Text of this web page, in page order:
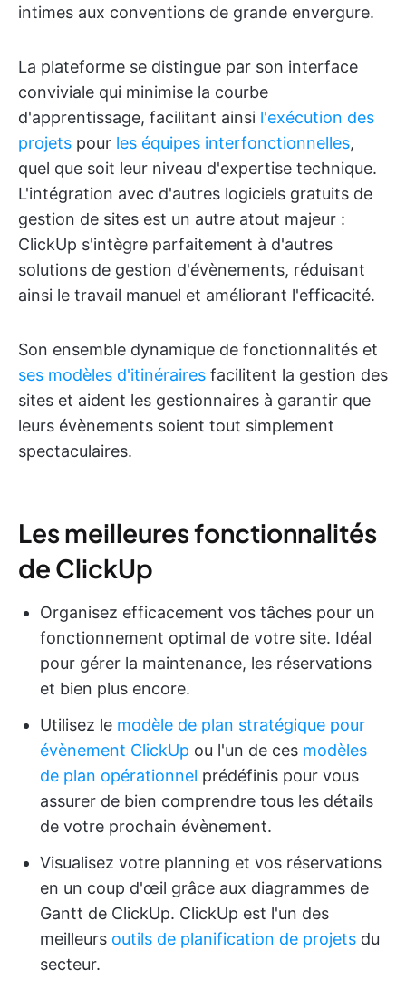
intimes aux conventions de grande envergure.
La plateforme se distingue par son interface
conviviale qui minimise la courbe
d'apprentissage, facilitant ainsi l'exécution des
projets pour les équipes interfonctionnelles,
quel que soit leur niveau d'expertise technique.
L'intégration avec d'autres logiciels gratuits de
gestion de sites est un autre atout majeur :
ClickUp s'intègre parfaitement à d'autres
solutions de gestion d'évènements, réduisant
ainsi le travail manuel et améliorant l'efficacité.
Son ensemble dynamique de fonctionnalités et
ses modèles d'itinéraires facilitent la gestion des
sites et aident les gestionnaires à garantir que
leurs évènements soient tout simplement
spectaculaires.
Les meilleures fonctionnalités
de ClickUp
Organisez efficacement vos tâches pour un
fonctionnement optimal de votre site. Idéal
pour gérer la maintenance, les réservations
et bien plus encore.
Utilisez le modèle de plan stratégique pour
évènement ClickUp ou l'un de ces modèles
de plan opérationnel prédéfinis pour vous
assurer de bien comprendre tous les détails
de votre prochain évènement.
Visualisez votre planning et vos réservations
en un coup d'œil grâce aux diagrammes de
Gantt de ClickUp. ClickUp est l'un des
meilleurs outils de planification de projets du
secteur.